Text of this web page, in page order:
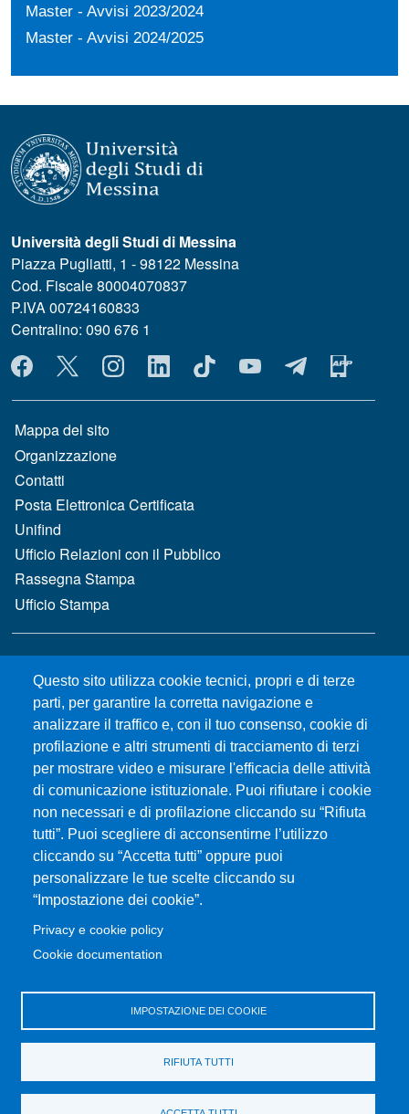
Master - Avvisi 2023/2024
Master - Avvisi 2024/2025
Questo sito utilizza cookie tecnici, propri e di terze
parti, per garantire la corretta navigazione e
analizzare il traffico e, con il tuo consenso, cookie di
profilazione e altri strumenti di tracciamento di terzi
per mostrare video e misurare l'efficacia delle attività
di comunicazione istituzionale. Puoi rifiutare i cookie
non necessari e di profilazione cliccando su “Rifiuta
tutti”. Puoi scegliere di acconsentirne l’utilizzo
cliccando su “Accetta tutti” oppure puoi
personalizzare le tue scelte cliccando su
“Impostazione dei cookie”.
Privacy e cookie policy
Cookie documentation
IMPOSTAZIONE DEI COOKIE
RIFIUTA TUTTI
Università degli Studi di Messina
Piazza Pugliatti, 1 - 98122 Messina
Cod. Fiscale 80004070837
P.IVA 00724160833
Centralino: 090 676 1
MENÙ SOCIAL
MENÙ FOOTER 1
Mappa del sito
Organizzazione
Contatti
Posta Elettronica Certificata
Unifind
Ufficio Relazioni con il Pubblico
Rassegna Stampa
Ufficio Stampa
MENÙ FOOTER 2
Gare d'appalto
Albo online
CIAM - Servizi Informatici
Brand Identity
Elenco siti tematici
Servizi per Disabilità e DSA
Sostieni Unime
Performance - trasparenza
Amministrazione trasparente
Note Legali
Atti di notifica
Pianificazione strategica
Privacy e cookie policy
Rivedi le tue scelte sui cookie
Dati di monitoraggio